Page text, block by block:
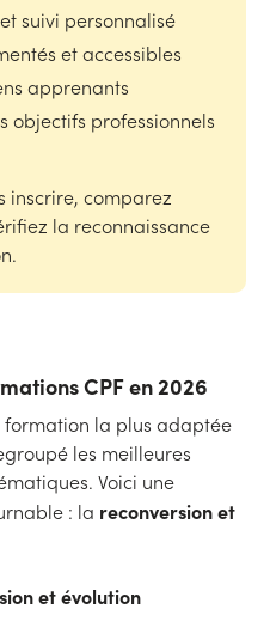
suivi personnalisé
et accessibles
apprenants
objectifs professionnels
inscrire, comparez
la reconnaissance
CPF en 2026
la plus adaptée
les meilleures
Voici une
: la reconversion et
et évolution